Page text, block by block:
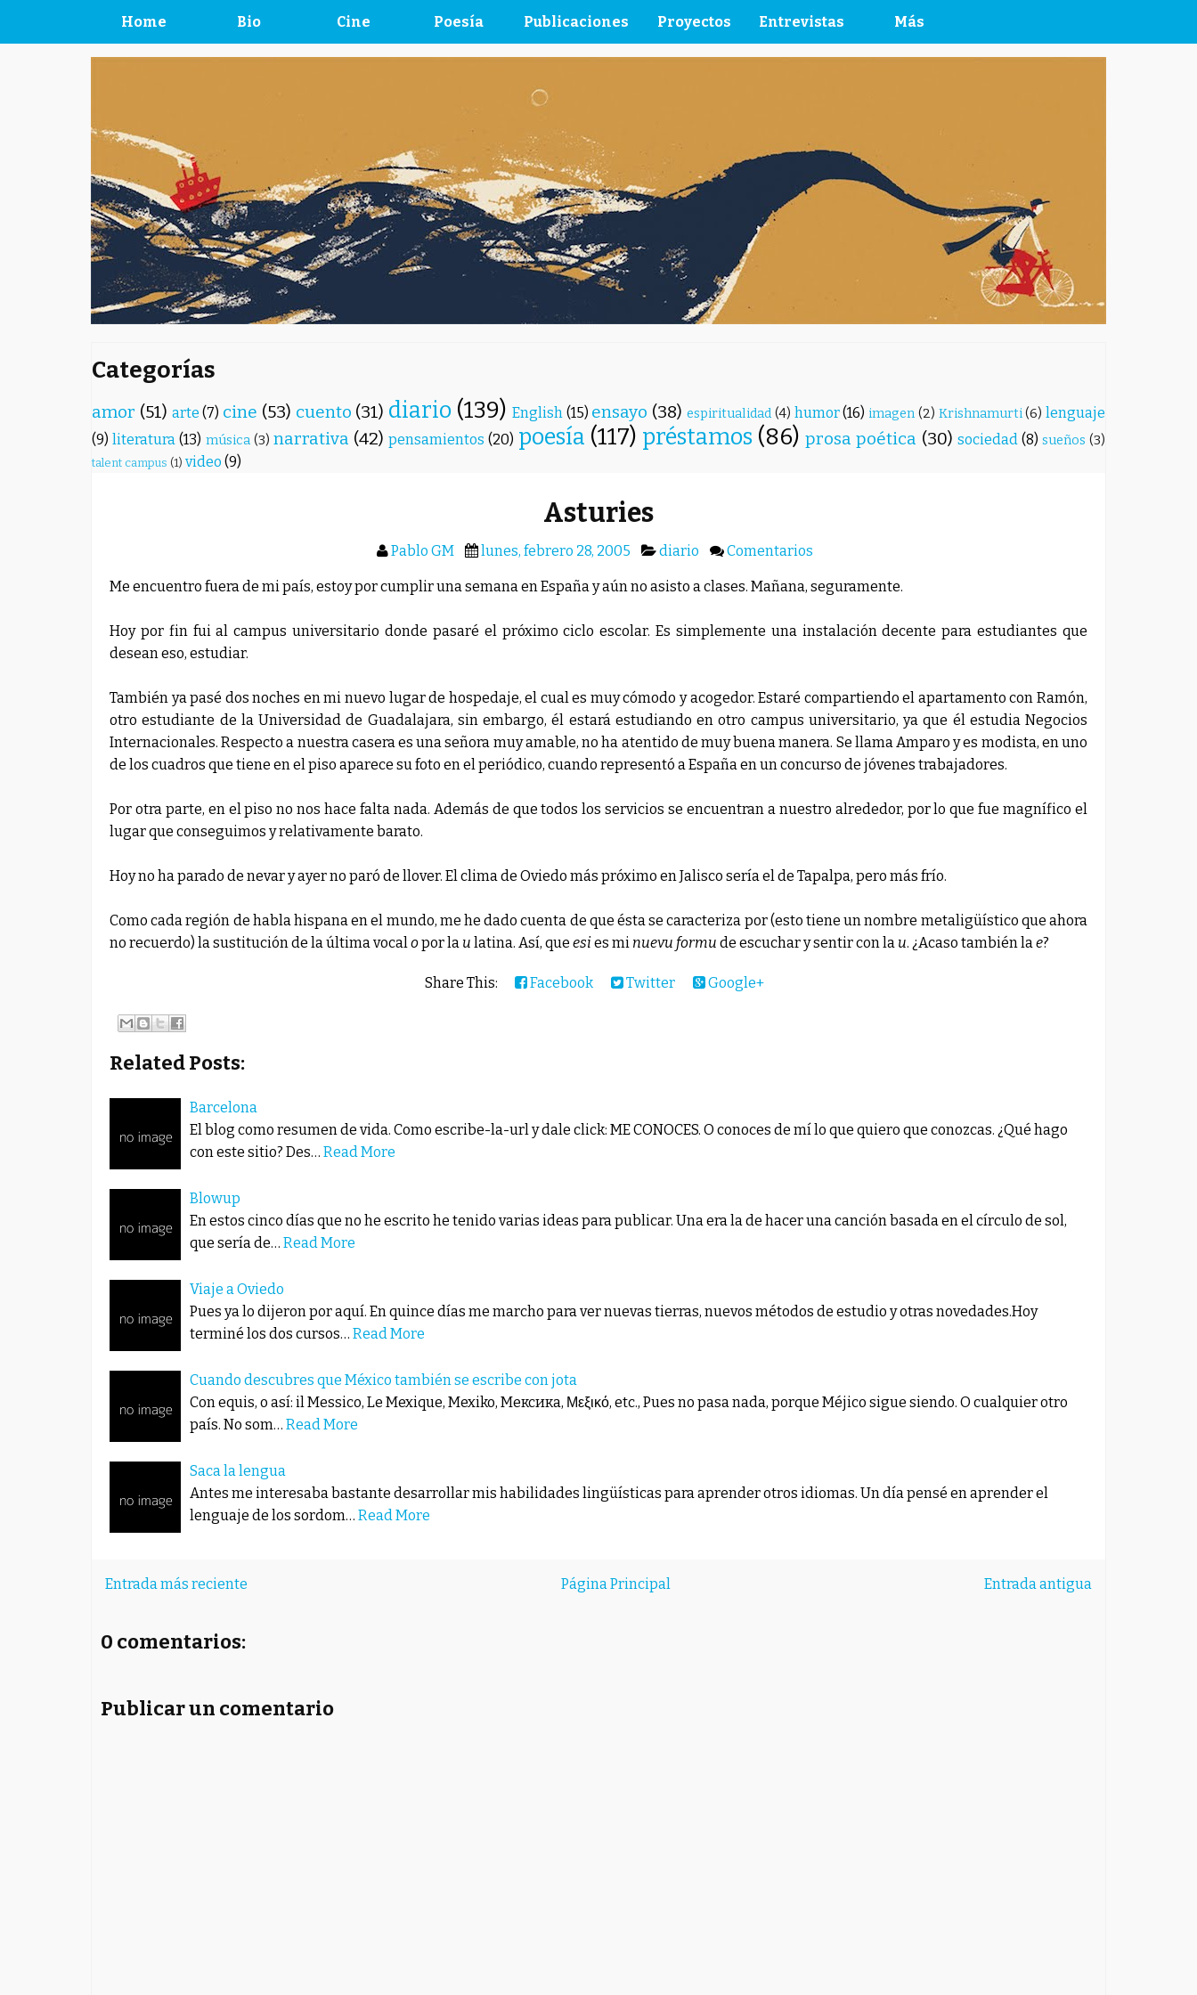
Home Bio Cine Poesía Publicaciones Proyectos Entrevistas Más
Categorías
amor (51) arte (7) cine (53) cuento (31) diario (139) English (15) ensayo (38) espiritualidad (4) humor(16) imagen (2) Krishnamurti (6) lenguaje
(9) literatura (13) música (3) narrativa (42) pensamientos (20) poesía (117) préstamos (86) prosa poética (30) sociedad (8) sueños (3)
talent campus (1) video (9)
Asturies
Pablo GM lunes, febrero 28, 2005 diario Comentarios
Me encuentro fuera de mi país, estoy por cumplir una semana en España y aún no asisto a clases. Mañana, seguramente.
Hoy por fin fui al campus universitario donde pasaré el próximo ciclo escolar. Es simplemente una instalación decente para estudiantes que
desean eso, estudiar.
También ya pasé dos noches en mi nuevo lugar de hospedaje, el cual es muy cómodo y acogedor. Estaré compartiendo el apartamento con Ramón,
otro estudiante de la Universidad de Guadalajara, sin embargo, él estará estudiando en otro campus universitario, ya que él estudia Negocios
Internacionales. Respecto a nuestra casera es una señora muy amable, no ha atentido de muy buena manera. Se llama Amparo y es modista, en uno
de los cuadros que tiene en el piso aparece su foto en el periódico, cuando representó a España en un concurso de jóvenes trabajadores.
Por otra parte, en el piso no nos hace falta nada. Además de que todos los servicios se encuentran a nuestro alrededor, por lo que fue magnífico el
lugar que conseguimos y relativamente barato.
Hoy no ha parado de nevar y ayer no paró de llover. El clima de Oviedo más próximo en Jalisco sería el de Tapalpa, pero más frío.
Como cada región de habla hispana en el mundo, me he dado cuenta de que ésta se caracteriza por (esto tiene un nombre metaligüístico que ahora
no recuerdo) la sustitución de la última vocalopor lau latina. Así, que esies mi nuevu formu de escuchar y sentir con lau. ¿Acaso también lae?
Share This: Facebook Twitter Google+
Related Posts:
Barcelona
El blog como resumen de vida. Como escribe-la-url y dale click: ME CONOCES. O conoces de mí lo que quiero que conozcas. ¿Qué hago
con este sitio? Des… Read More
Blowup
En estos cinco días que no he escrito he tenido varias ideas para publicar. Una era la de hacer una canción basada en el círculo de sol,
que sería de… Read More
Viaje a Oviedo
Pues ya lo dijeron por aquí. En quince días me marcho para ver nuevas tierras, nuevos métodos de estudio y otras novedades.Hoy
terminé los dos cursos… Read More
Cuando descubres que México también se escribe con jota
Con equis, o así: il Messico, Le Mexique, Mexiko, Мексика, Μεξικό, etc., Pues no pasa nada, porque Méjico sigue siendo. O cualquier otro
país. No som… Read More
Saca la lengua
Antes me interesaba bastante desarrollar mis habilidades lingüísticas para aprender otros idiomas. Un día pensé en aprender el
lenguaje de los sordom… Read More
Entrada más reciente Entrada antigua
Página Principal
0 comentarios:
Publicar un comentario